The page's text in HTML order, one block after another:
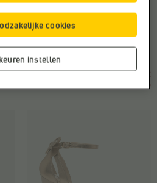
€
€
Doelgroep:Dames
Hakhoogte:Hoge Hakken (>8
cm)
Hakvorm:Trechterhak
instellen
cookies